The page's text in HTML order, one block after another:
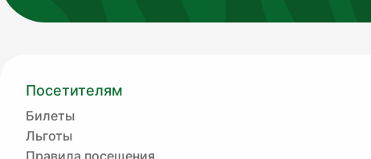
Посетителям
Билеты
Льготы
Правила посещения